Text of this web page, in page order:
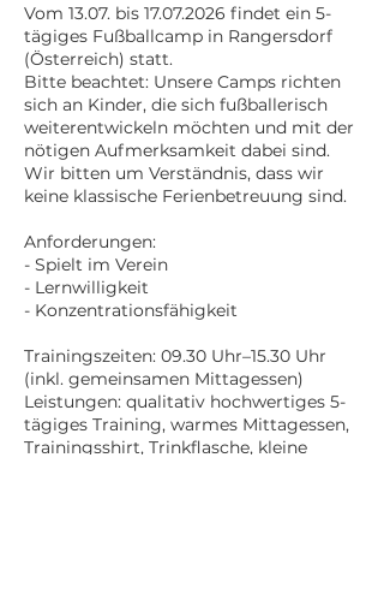
Vom 13.07. bis 17.07.2026 findet ein 5-
tägiges Fußballcamp in Rangersdorf
(Österreich) statt.
Bitte beachtet: Unsere Camps richten
sich an Kinder, die sich fußballerisch
weiterentwickeln möchten und mit der
nötigen Aufmerksamkeit dabei sind.
Wir bitten um Verständnis, dass wir
keine klassische Ferienbetreuung sind.
Anforderungen:
- Spielt im Verein
- Lernwilligkeit
- Konzentrationsfähigkeit
Trainingszeiten: 09.30 Uhr–15.30 Uhr
(inkl. gemeinsamen Mittagessen)
Leistungen: qualitativ hochwertiges 5-
tägiges Training, warmes Mittagessen,
Trainingsshirt, Trinkflasche, kleine